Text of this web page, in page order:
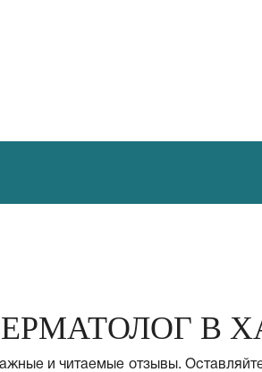
В
и читаемые отзывы.